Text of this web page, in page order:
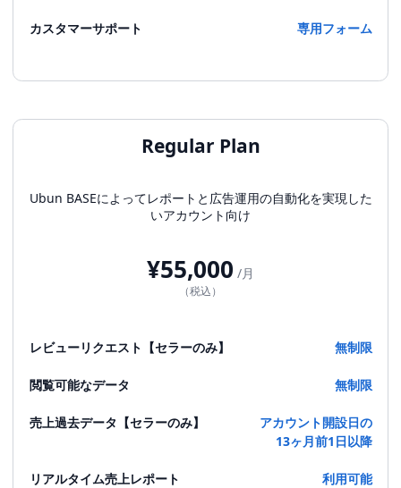
カスタマーサポート 専用フォーム
Regular Plan
Ubun BASEによってレポートと広告運用の自動化を実現した
いアカウント向け
¥55,000 /月
（税込）
レビューリクエスト【セラーのみ】 無制限
閲覧可能なデータ 無制限
売上過去データ【セラーのみ】
アカウント開設日の
13ヶ月前1日以降
リアルタイム売上レポート 利用可能